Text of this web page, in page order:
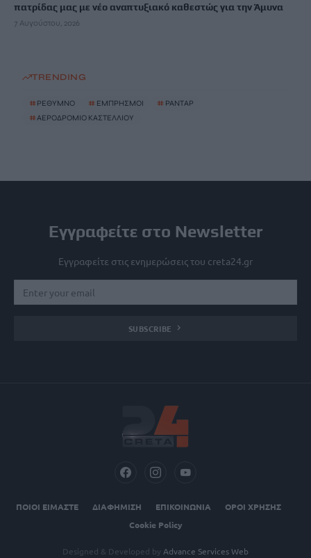
πατρίδας μας με νέο αναπτυξιακό καθεστώς για την Άμυνα
7 Αυγούστου, 2026
TRENDING
# ΡΕΘΥΜΝΟ # ΕΜΠΡΗΣΜΟΙ # ΡΑΝΤΑΡ
#ΑΕΡΟΔΡΟΜΙΟ ΚΑΣΤΕΛΛΙΟΥ
Εγγραφείτε στο Newsletter
Εγγραφείτε στις ενημερώσεις του creta24.gr
SUBSCRIBE
ΠΟΙΟΙ ΕΙΜΑΣΤΕ ΔΙΑΦΗΜΙΣΗ ΕΠΙΚΟΙΝΩΝΙΑ
ΟΡΟΙ ΧΡΗΣΗΣ
Cookie Policy
Designed & Developed by Advance Services Web